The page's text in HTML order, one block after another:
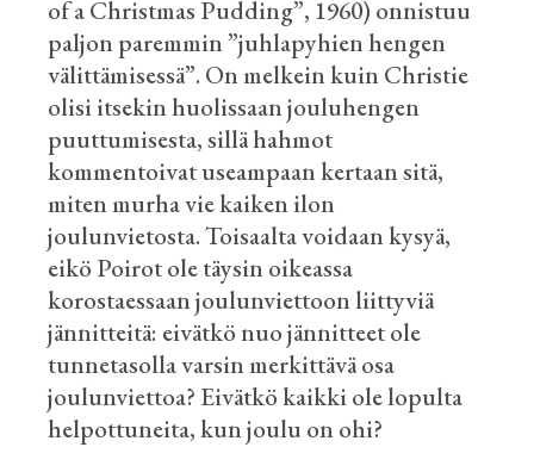
of aChristmas Pudding”, 1960) onnistuu
paljon paremmin ”juhlapyhien hengen
välittämisessä”. On melkein kuin Christie
olisi itsekin huolissaan jouluhengen
puuttumisesta, sillä hahmot
kommentoivat useampaan kertaan sitä,
miten murha vie kaiken ilon
joulunvietosta. Toisaalta voidaan kysyä,
eikö Poirot ole täysin oikeassa
korostaessaan joulunviettoon liittyviä
jännitteitä: eivätkö nuo jännitteet ole
tunnetasolla varsin merkittävä osa
joulunviettoa? Eivätkö kaikki ole lopulta
helpottuneita, kun joulu on ohi?